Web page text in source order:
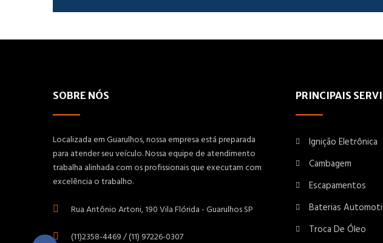
SOBRE NÓS
Localizada em Guarulhos, nossa empresa está preparada
para atender seu veículo. Nossa equipe de atendimento
trabalha alinhada com os profissionais que executam com
excelência o trabalho.
Rua Antônio Artoni, 190 Vila Flórida - Guarulhos SP
(11)2358-4469 / (11) 97226-0307
PRINCIPAIS
Ignição Eletrônica
Cambagem
Escapamentos
Baterias
Troca De Óleo